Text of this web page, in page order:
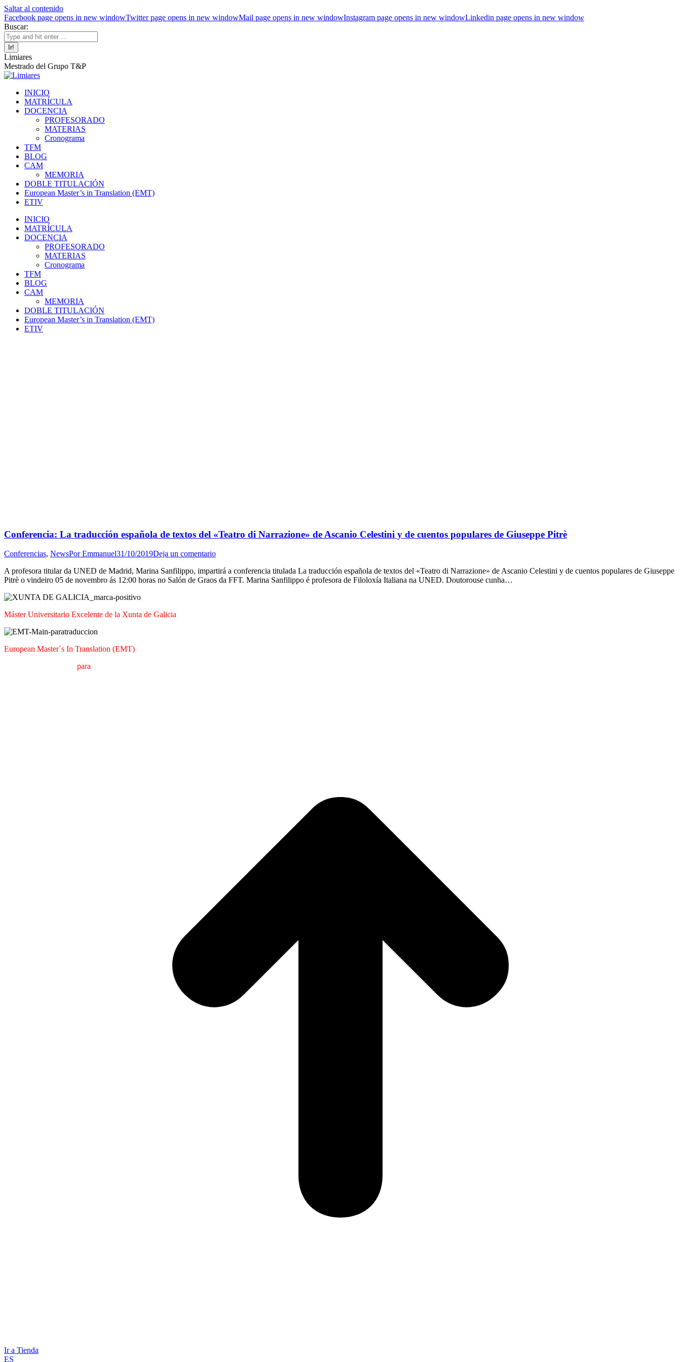
Saltar al contenido
Facebook page opens in new windowTwitter page opens in new windowMail page opens in new windowInstagram page opens in new windowLinkedin page opens in new window
Buscar:
Limiares
Mestrado del Grupo T&P
INICIO
MATRÍCULA
DOCENCIA
PROFESORADO
MATERIAS
Cronograma
TFM
BLOG
CAM
MEMORIA
DOBLE TITULACIÓN
European Master’s in Translation (EMT)
ETIV
INICIO
MATRÍCULA
DOCENCIA
PROFESORADO
MATERIAS
Cronograma
TFM
BLOG
CAM
MEMORIA
DOBLE TITULACIÓN
European Master’s in Translation (EMT)
ETIV
Conferencia: La traducción española de textos del «Teatro di Narrazione» de Ascanio Celestini y de cuentos populares de Giuseppe Pitrè
Conferencias, NewsPorEmmanuel31/10/2019Deja un comentario
A profesora titular da UNED de Madrid, Marina Sanfilippo, impartirá a conferencia titulada La traducción española de textos del «Teatro di Narrazione» de Ascanio Celestini y de cuentos populares de Giuseppe
Pitrè o vindeiro 05 de novembro ás 12:00 horas no Salón de Graos da FFT. Marina Sanfilippo é profesora de Filoloxía Italiana na UNED. Doutorouse cunha…
Máster Universitario Excelente de la Xunta de Galicia
European Master´s In Translation (EMT)
para
Ir a Tienda
ES